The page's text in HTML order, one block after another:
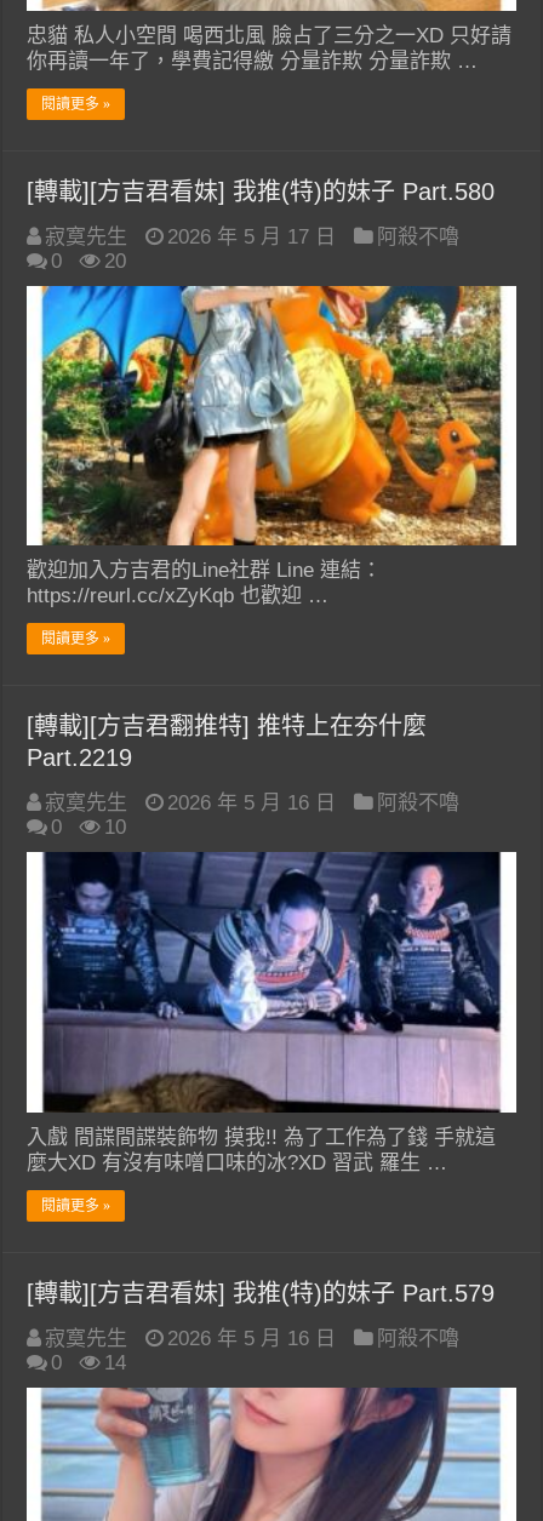
忠貓 私人小空間 喝西北風 臉占了三分之一XD 只好請
你再讀一年了，學費記得繳 分量詐欺 分量詐欺 …
閱讀更多 »
[轉載][方吉君看妹] 我推(特)的妹子 Part.580
寂寞先生 2026 年 5 月 17 日
阿殺不嚕
0
20
歡迎加入方吉君的Line社群 Line 連結：
https://reurl.cc/xZyKqb 也歡迎 …
閱讀更多 »
[轉載][方吉君翻推特] 推特上在夯什麼
Part.2219
寂寞先生 2026 年 5 月 16 日
阿殺不嚕
0
10
入戲 間諜間諜裝飾物 摸我!! 為了工作為了錢 手就這
麼大XD 有沒有味噌口味的冰?XD 習武 羅生 …
閱讀更多 »
[轉載][方吉君看妹] 我推(特)的妹子 Part.579
寂寞先生 2026 年 5 月 16 日
阿殺不嚕
0
14